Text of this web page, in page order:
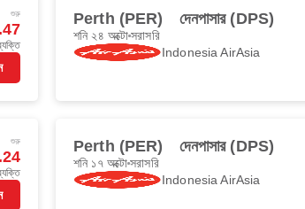
শুরু Perth (PER) দেনপাসার (DPS)
শনি ২৪ অক্টোসরাসরি
Indonesia AirAsia
শুরু Perth (PER) দেনপাসার (DPS)
শনি ১৭ অক্টোসরাসরি
Indonesia AirAsia